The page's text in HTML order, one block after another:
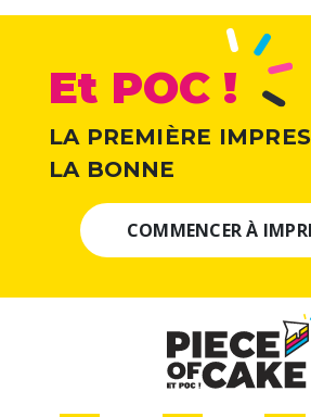
Et POC !
LA PREMIÈRE
LA BONNE
COMMENCER À